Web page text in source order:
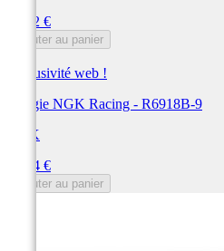
79,32 €
Ajouter au panier
Exclusivité web !
Bougie NGK Racing - R6918B-9
NGK
77,64 €
Ajouter au panier